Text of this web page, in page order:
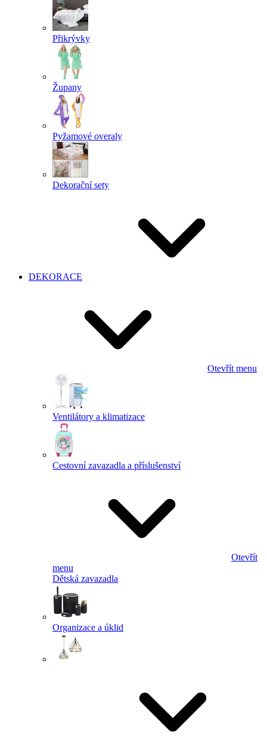
Přikrývky
Župany
Pyžamové overaly
Dekorační sety
DEKORACE
Otevřít menu
Ventilátory a klimatizace
Cestovní zavazadla a příslušenství
Otevřít
menu
Dětská zavazadla
Organizace a úklid